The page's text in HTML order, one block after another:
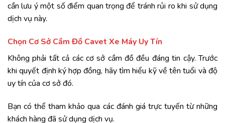
cần lưu ý một số điểm quan trọng để tránh rủi ro khi sử dụng
dịch vụ này.
Chọn Cơ Sở Cầm Đồ Cavet Xe Máy Uy Tín
Không phải tất cả các cơ sở cầm đồ đều đáng tin cậy. Trước
khi quyết định ký hợp đồng, hãy tìm hiểu kỹ về tên tuổi và độ
uy tín của cơ sở đó.
Bạn có thể tham khảo qua các đánh giá trực tuyến từ những
khách hàng đã sử dụng dịch vụ.